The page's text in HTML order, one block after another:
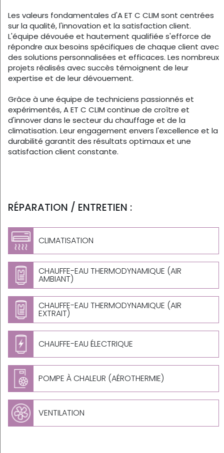
Les valeurs fondamentales d'A ET C CLIM sont centrées
sur la qualité, l'innovation et la satisfaction client.
L'équipe dévouée et hautement qualifiée s'efforce de
répondre aux besoins spécifiques de chaque client avec
des solutions personnalisées et efficaces. Les nombreux
projets réalisés avec succès témoignent de leur
expertise et de leur dévouement.
Grâce à une équipe de techniciens passionnés et
expérimentés, A ET C CLIM continue de croître et
d'innover dans le secteur du chauffage et de la
climatisation. Leur engagement envers l'excellence et la
durabilité garantit des résultats optimaux et une
satisfaction client constante.
RÉPARATION / ENTRETIEN :
CLIMATISATION
CHAUFFE-EAU THERMODYNAMIQUE (AIR
AMBIANT)
CHAUFFE-EAU THERMODYNAMIQUE (AIR
EXTRAIT)
CHAUFFE-EAU ÉLECTRIQUE
POMPE À CHALEUR (AÉROTHERMIE)
VENTILATION